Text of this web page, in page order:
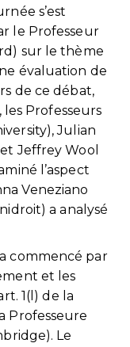
s’est
le Professeur
sur le thème
évaluation de
de ce débat,
les Professeurs
Julian
Jeffrey Wool
l’aspect
Veneziano
a analysé
commencé par
et les
1(l) de la
Professeure
Le